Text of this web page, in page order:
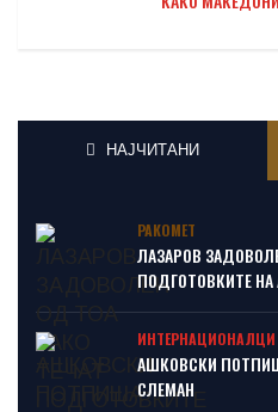
НАЈЧИТАНИ
РАКОМЕТ
ЛАЗАРОВ
ПОДГОТОВКИТЕ
ИНТЕРНАЦИОНАЛЦИ
АШКОВСКИ
СЛЕМАН